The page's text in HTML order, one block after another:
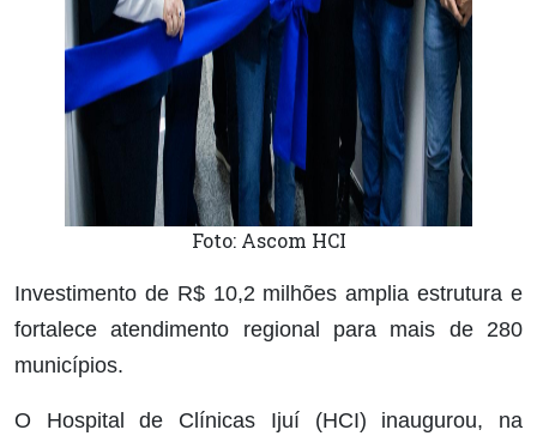
Foto: Ascom HCI
Investimento de R$ 10,2 milhões amplia estrutura e
fortalece atendimento regional para mais de 280
municípios.
O Hospital de Clínicas Ijuí (HCI) inaugurou, na